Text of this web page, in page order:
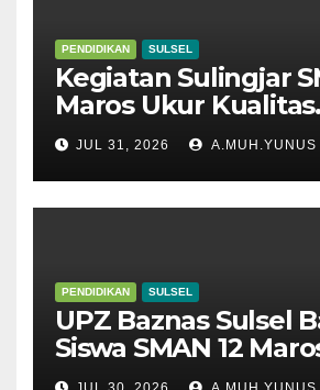
PENDIDIKAN SULSEL
Kegiatan Sulingjar
Maros Ukur Kualitas
Pembelajaran
JUL 31, 2026 A.MUH.YUNUS
PENDIDIKAN SULSEL
UPZ Baznas Sulsel
Siswa SMAN 12